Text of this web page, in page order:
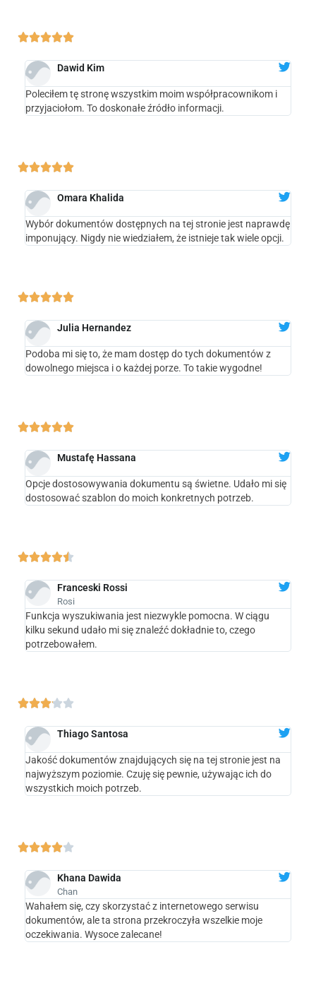

Dawid Kim
Poleciłem tę stronę wszystkim moim współpracownikom i
przyjaciołom. To doskonałe źródło informacji.

Omara Khalida
Wybór dokumentów dostępnych na tej stronie jest naprawdę
imponujący. Nigdy nie wiedziałem, że istnieje tak wiele opcji.

Julia Hernandez
Podoba mi się to, że mam dostęp do tych dokumentów z
dowolnego miejsca i o każdej porze. To takie wygodne!

Mustafę Hassana
Opcje dostosowywania dokumentu są świetne. Udało mi się
dostosować szablon do moich konkretnych potrzeb.

Franceski Rossi
Rosi
Funkcja wyszukiwania jest niezwykle pomocna. W ciągu
kilku sekund udało mi się znaleźć dokładnie to, czego
potrzebowałem.

Thiago Santosa
Jakość dokumentów znajdujących się na tej stronie jest na
najwyższym poziomie. Czuję się pewnie, używając ich do
wszystkich moich potrzeb.

Khana Dawida
Chan
Wahałem się, czy skorzystać z internetowego serwisu
dokumentów, ale ta strona przekroczyła wszelkie moje
oczekiwania. Wysoce zalecane!